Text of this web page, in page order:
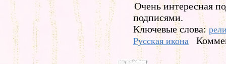
Очень интересная
подписями.
Ключевые слова:
Русская икона